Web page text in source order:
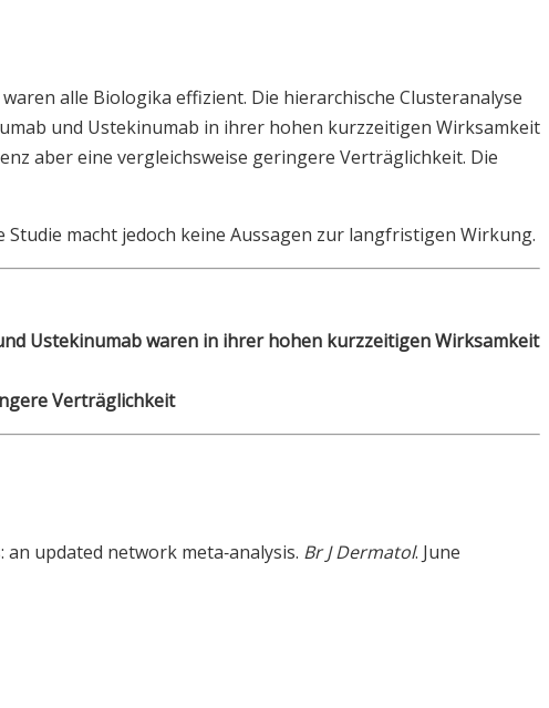
waren alle Biologika effizient. Die hierarchische Clusteranalyse
und Ustekinumab in ihrer hohen kurzzeitigen Wirksamkeit
aber eine vergleichsweise geringere Verträglichkeit. Die
macht jedoch keine Aussagen zur langfristigen Wirkung.
Ustekinumab waren in ihrer hohen kurzzeitigen Wirksamkeit
Verträglichkeit
updated network meta‐analysis. Br J Dermatol. June